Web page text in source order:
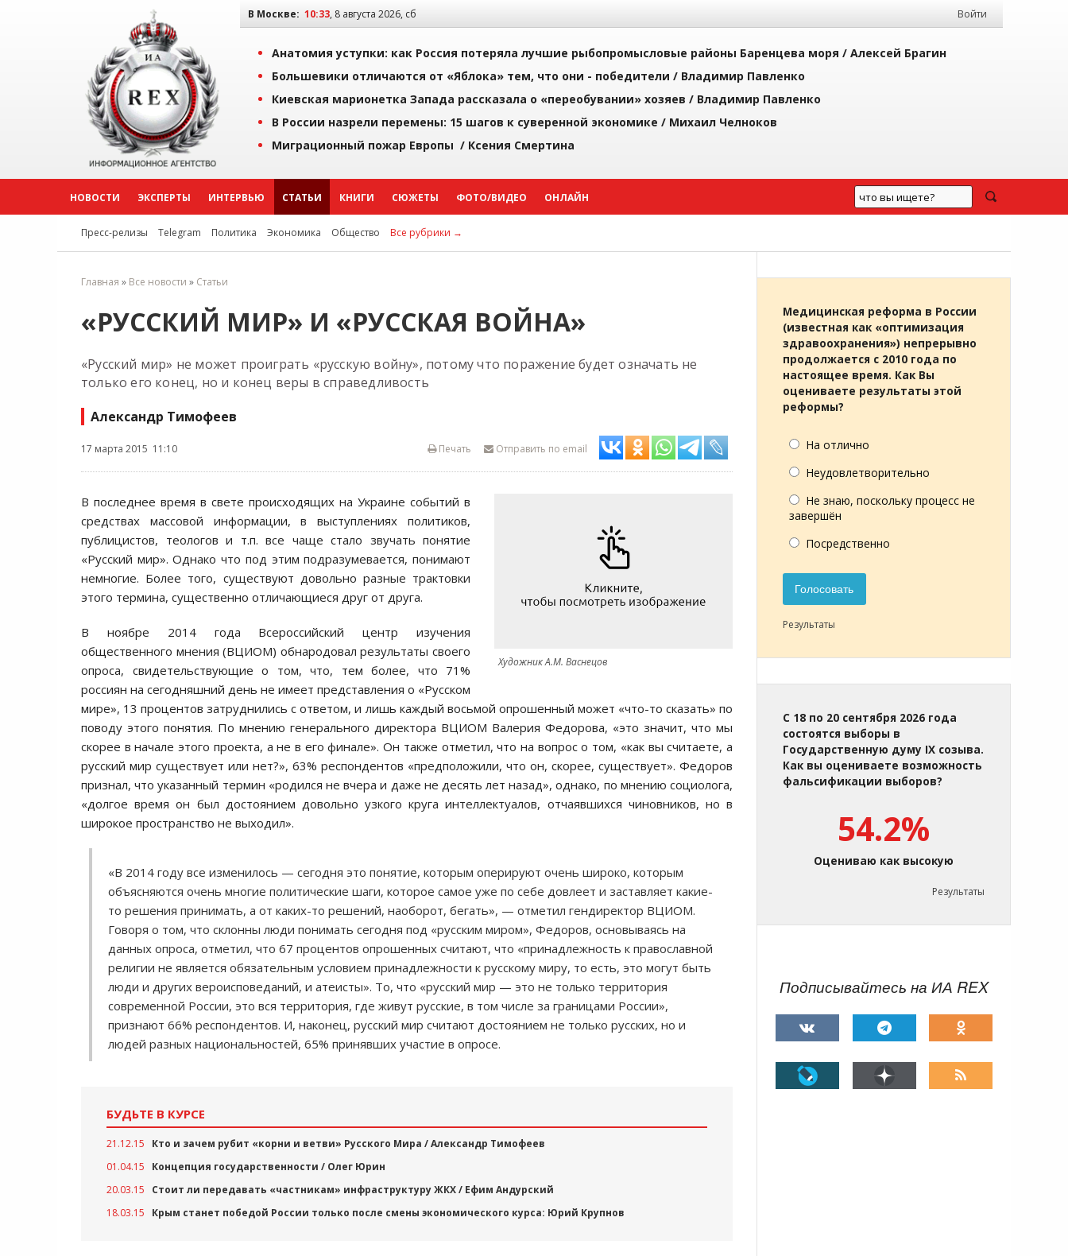
В Москве: 10:33, 8 августа 2026, сб Войти
Анатомия уступки: как Россия потеряла лучшие рыбопромысловые районы Баренцева моря / Алексей Брагин
Большевики отличаются от «Яблока» тем, что они - победители / Владимир Павленко
Киевская марионетка Запада рассказала о «переобувании» хозяев / Владимир Павленко
В России назрели перемены: 15 шагов к суверенной экономике / Михаил Челноков
Миграционный пожар Европы / Ксения Смертина
НОВОСТИ ЭКСПЕРТЫ ИНТЕРВЬЮ СТАТЬИ КНИГИ СЮЖЕТЫ ФОТО/ВИДЕО ОНЛАЙН
Пресс-релизы Telegram Политика Экономика Общество Все рубрики →
Главная » Все новости » Статьи
«РУССКИЙ МИР» И «РУССКАЯ ВОЙНА»
«Русский мир» не может проиграть «русскую войну», потому что поражение будет означать не
только его конец, но и конец веры в справедливость
Александр Тимофеев
17 марта 2015 11:10 Отправить по email
Печать
Художник А.М. Васнецов
В последнее время в свете происходящих на Украине событий в
средствах массовой информации, в выступлениях политиков,
публицистов, теологов и т.п. все чаще стало звучать понятие
«Русский мир». Однако что под этим подразумевается, понимают
немногие. Более того, существуют довольно разные трактовки
этого термина, существенно отличающиеся друг от друга.
В ноябре 2014 года Всероссийский центр изучения
общественного мнения (ВЦИОМ) обнародовал результаты своего
опроса, свидетельствующие о том, что, тем более, что 71%
россиян на сегодняшний день не имеет представления о «Русском
мире», 13 процентов затруднились с ответом, и лишь каждый восьмой опрошенный может «что-то сказать» по
поводу этого понятия. По мнению генерального директора ВЦИОМ Валерия Федорова, «это значит, что мы
скорее в начале этого проекта, а не в его финале». Он также отметил, что на вопрос о том, «как вы считаете, а
русский мир существует или нет?», 63% респондентов «предположили, что он, скорее, существует». Федоров
признал, что указанный термин «родился не вчера и даже не десять лет назад», однако, по мнению социолога,
«долгое время он был достоянием довольно узкого круга интеллектуалов, отчаявшихся чиновников, но в
широкое пространство не выходил».
«В 2014 году все изменилось — сегодня это понятие, которым оперируют очень широко, которым
объясняются очень многие политические шаги, которое самое уже по себе довлеет и заставляет какие-
то решения принимать, а от каких-то решений, наоборот, бегать», — отметил гендиректор ВЦИОМ.
Говоря о том, что склонны люди понимать сегодня под «русским миром», Федоров, основываясь на
данных опроса, отметил, что 67 процентов опрошенных считают, что «принадлежность к православной
религии не является обязательным условием принадлежности к русскому миру, то есть, это могут быть
люди и других вероисповеданий, и атеисты». То, что «русский мир — это не только территория
современной России, это вся территория, где живут русские, в том числе за границами России»,
признают 66% респондентов. И, наконец, русский мир считают достоянием не только русских, но и
людей разных национальностей, 65% принявших участие в опросе.
БУДЬТЕ В КУРСЕ
21.12.15
Кто и зачем рубит «корни и ветви» Русского Мира / Александр Тимофеев
01.04.15
Концепция государственности / Олег Юрин
20.03.15
Стоит ли передавать «частникам» инфраструктуру ЖКХ / Ефим Андурский
18.03.15
Крым станет победой России только после смены экономического курса: Юрий Крупнов
Медицинская реформа в России
(известная как «оптимизация
здравоохранения») непрерывно
продолжается с 2010 года по
настоящее время. Как Вы
оцениваете результаты этой
реформы?
На отлично
Неудовлетворительно
Не знаю, поскольку процесс не
завершён
Посредственно
Голосовать
Результаты
С 18 по 20 сентября 2026 года
состоятся выборы в
Государственную думу IX созыва.
Как вы оцениваете возможность
фальсификации выборов?
54.2%
Оцениваю как высокую
Результаты
Подписывайтесь на ИА REX